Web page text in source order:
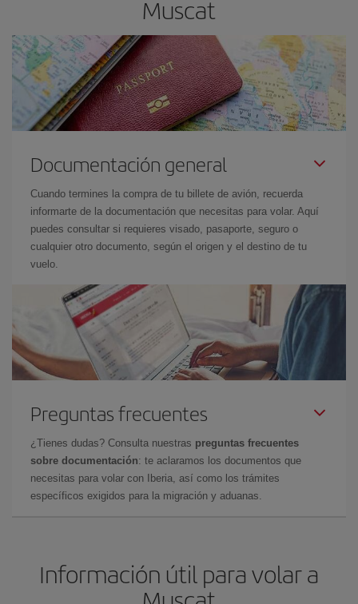
Muscat
Documentación general
Cuando termines la compra de tu billete de avión, recuerda
informarte de la documentación que necesitas para volar. Aquí
puedes consultar si requieres visado, pasaporte, seguro o
cualquier otro documento, según el origen y el destino de tu
vuelo.
Preguntas frecuentes
¿Tienes dudas? Consulta nuestras preguntas frecuentes
sobre documentación: te aclaramos los documentos que
necesitas para volar con Iberia, así como los trámites
específicos exigidos para la migración y aduanas.
Información útil para volar a